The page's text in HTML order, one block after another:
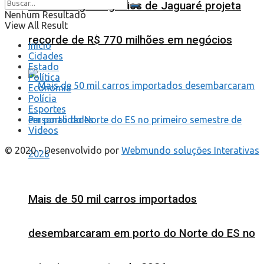
Feira de Agronegócios de Jaguaré projeta
recorde de R$ 770 milhões em negócios
Mais de 50 mil carros importados
desembarcaram em porto do Norte do ES no
Nenhum Resultado
View All Result
Início
Cidades
Estado
Política
Economia
Polícia
Esportes
Personalidades
Videos
© 2020 - Desenvolvido por Webmundo soluções Interativas